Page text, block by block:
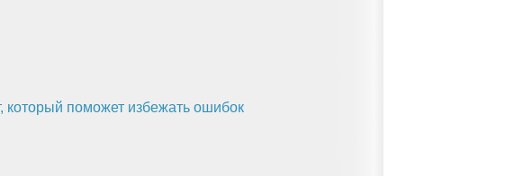
который поможет избежать ошибок